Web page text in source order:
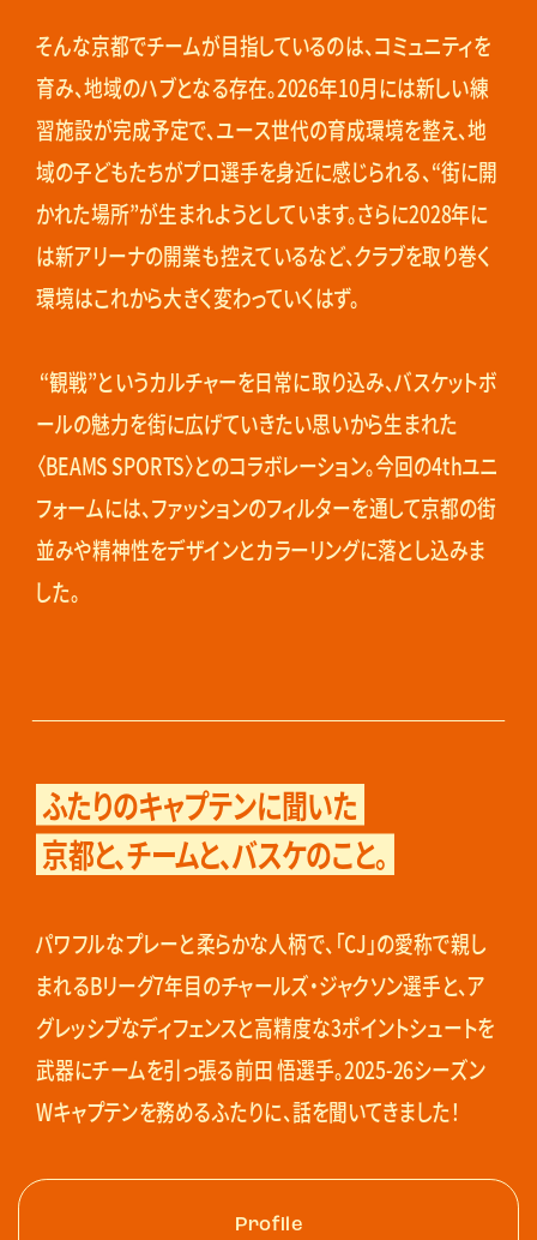
そんな京都でチームが目指しているのは、コミュニティを
育み、地域のハブとなる存在。2026年10月には新しい練
習施設が完成予定で、ユース世代の育成環境を整え、地
域の子どもたちがプロ選手を身近に感じられる、“街に開
かれた場所”が生まれようとしています。さらに2028年に
は新アリーナの開業も控えているなど、クラブを取り巻く
環境はこれから大きく変わっていくはず。
“観戦”というカルチャーを日常に取り込み、バスケットボ
ールの魅力を街に広げていきたい思いから生まれた
〈BEAMS SPORTS〉とのコラボレーション。今回の4thユニ
フォームには、ファッションのフィルターを通して京都の街
並みや精神性をデザインとカラーリングに落とし込みま
した。
ふたりのキャプテンに聞いた
京都と、チームと、バスケのこと。
パワフルなプレーと柔らかな人柄で、「CJ」の愛称で親し
まれるBリーグ7年目のチャールズ・ジャクソン選手と、ア
グレッシブなディフェンスと高精度な3ポイントシュートを
武器にチームを引っ張る前田 悟選手。2025-26シーズン
Wキャプテンを務めるふたりに、話を聞いてきました！
Profile